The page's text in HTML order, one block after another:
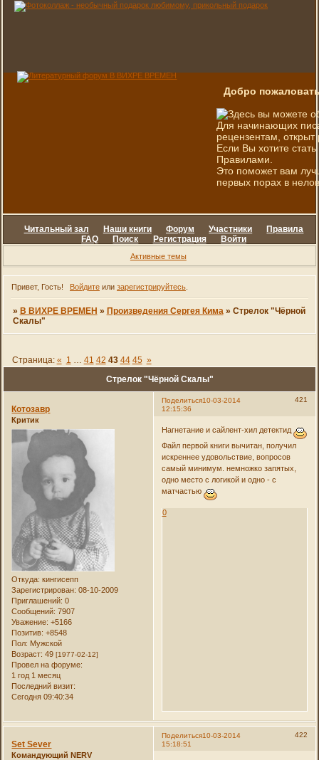
Добро
Здесь вы можете
Для начинающих
рецензентам, открыт
Если Вы хотите
Правилами.
Это поможет вам
первых порах в
Читальный зал Наши книги Форум Участники
Правила
FAQ
Поиск Регистрация Войти
Активные темы
Привет, Гость! Войдитеили зарегистрируйтесь.
» В ВИХРЕ ВРЕМЕН » Произведения Сергея Кима » Стрелок "Чёрной
Скалы"
Стрелок "Чёрной Скалы"
Страница: « 1 … 41 42 43 44 45 »
Поделиться 421
10-03-2014
12:15:36
Котозавр
Критик
Откуда: кингисепп
Зарегистрирован: 08-10-2009
Приглашений: 0
Сообщений: 7907
Уважение: +5166
Позитив: +8548
Пол: Мужской
Возраст: 49[1977-02-12]
Провел на форуме:
1 год 1 месяц
Последний визит:
Сегодня 09:40:34
Нагнетание и сайлент-хил детектид
Файл первой книги вычитан, получил
искреннее удовольствие, вопросов
самый минимум. немножко запятых,
одно место с логикой и одно - с
матчастью
0
Поделиться 422
10-03-2014
15:18:51
Set Sever
Командующий NERV